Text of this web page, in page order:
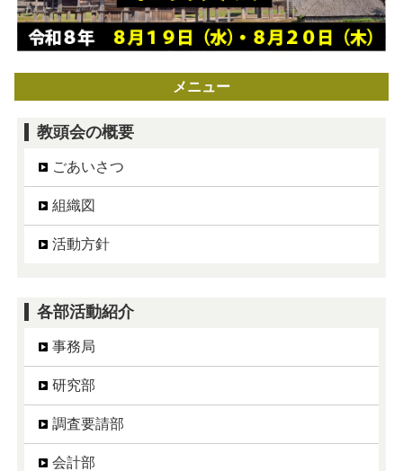
メニュー
教頭会の概要
ごあいさつ
組織図
活動方針
各部活動紹介
事務局
研究部
調査要請部
会計部